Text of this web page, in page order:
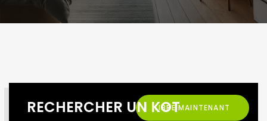
RECHERCHER UN KOTLIBRE MAINTENANT